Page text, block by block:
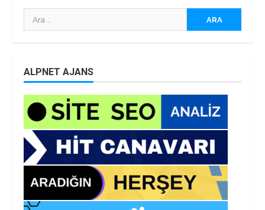
Arama:
ALPNET AJANS